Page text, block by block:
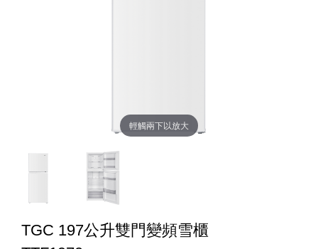
輕觸兩下以放大
TGC 197公升雙門變頻雪櫃